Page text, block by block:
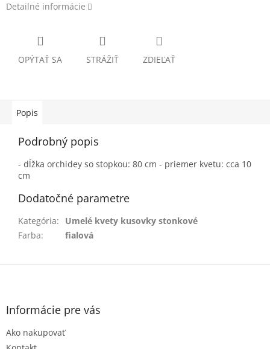
Detailné informácie
OPÝTAŤ SA STRÁŽIŤ ZDIEĽAŤ
Popis
Podrobný popis
- dĺžka orchidey so stopkou: 80 cm - priemer kvetu: cca 10
cm
Dodatočné parametre
Kategória:
Umelé kvety kusovky stonkové
Farba: fialová
Z
Informácie pre vás
Ako nakupovať